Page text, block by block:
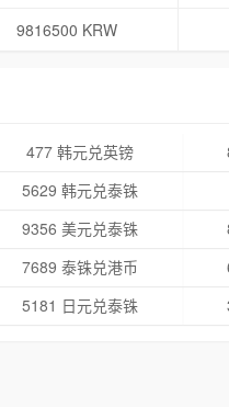
9816500 KRW
477 韩元兑英镑
5629 韩元兑泰铢
9356 美元兑泰铢
7689 泰铢兑港币
5181 日元兑泰铢